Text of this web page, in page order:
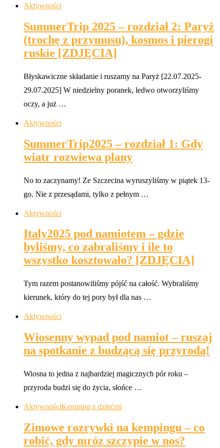
Aktywności
SummerTrip 2025 – rozdział 2: Paryż
(trochę z przymusu), kosmos i pierogi
ruskie [ZDJĘCIA]
Błyskawiczne składanie i ruszamy na Paryż [22.07.2025-
29.07.2025] W niedzielny poranek, ledwo otworzyliśmy
oczy, a już …
Aktywności
SummerTrip2025 – rozdział 1: Gdy
wiatr rozwiewa plany
No to zaczynamy! Ze Szczecina wyruszyliśmy w piątek 13-
go. Nie z przesądami, tylko z pełnym …
Aktywności
Italy2025 pod namiotem – gdzie
byliśmy, co zabraliśmy i ile to
wszystko kosztowało? [ZDJĘCIA]
Tym razem postanowiliśmy pójść na całość. Wybraliśmy
kierunek, który do tej pory był dla nas …
Aktywności
Wiosenny wypad pod namiot – ruszaj
na spotkanie z budzącą się przyrodą!
Wiosna to jedna z najbardziej magicznych pór roku –
przyroda budzi się do życia, słońce …
AktywnościKemping z dziećmi
Zimowe rozrywki na kempingu – co
robić, gdy mróz szczypie w nos?